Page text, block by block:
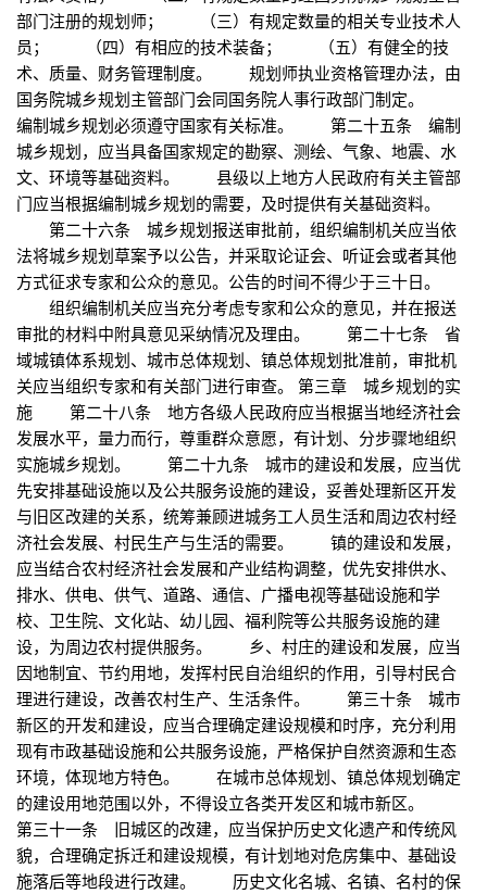
部门注册的规划师； （三）有规定数量的相关专业技术人
员； （四）有相应的技术装备； （五）有健全的技
术、质量、财务管理制度。 规划师执业资格管理办法，由
国务院城乡规划主管部门会同国务院人事行政部门制定。
编制城乡规划必须遵守国家有关标准。 第二十五条 编制
城乡规划，应当具备国家规定的勘察、测绘、气象、地震、水
文、环境等基础资料。 县级以上地方人民政府有关主管部
门应当根据编制城乡规划的需要，及时提供有关基础资料。
第二十六条 城乡规划报送审批前，组织编制机关应当依
法将城乡规划草案予以公告，并采取论证会、听证会或者其他
方式征求专家和公众的意见。公告的时间不得少于三十日。
组织编制机关应当充分考虑专家和公众的意见，并在报送
审批的材料中附具意见采纳情况及理由。 第二十七条 省
域城镇体系规划、城市总体规划、镇总体规划批准前，审批机
关应当组织专家和有关部门进行审查。 第三章 城乡规划的实
施 第二十八条 地方各级人民政府应当根据当地经济社会
发展水平，量力而行，尊重群众意愿，有计划、分步骤地组织
实施城乡规划。 第二十九条 城市的建设和发展，应当优
先安排基础设施以及公共服务设施的建设，妥善处理新区开发
与旧区改建的关系，统筹兼顾进城务工人员生活和周边农村经
济社会发展、村民生产与生活的需要。 镇的建设和发展，
应当结合农村经济社会发展和产业结构调整，优先安排供水、
排水、供电、供气、道路、通信、广播电视等基础设施和学
校、卫生院、文化站、幼儿园、福利院等公共服务设施的建
设，为周边农村提供服务。 乡、村庄的建设和发展，应当
因地制宜、节约用地，发挥村民自治组织的作用，引导村民合
理进行建设，改善农村生产、生活条件。 第三十条 城市
新区的开发和建设，应当合理确定建设规模和时序，充分利用
现有市政基础设施和公共服务设施，严格保护自然资源和生态
环境，体现地方特色。 在城市总体规划、镇总体规划确定
的建设用地范围以外，不得设立各类开发区和城市新区。
第三十一条 旧城区的改建，应当保护历史文化遗产和传统风
貌，合理确定拆迁和建设规模，有计划地对危房集中、基础设
施落后等地段进行改建。 历史文化名城、名镇、名村的保